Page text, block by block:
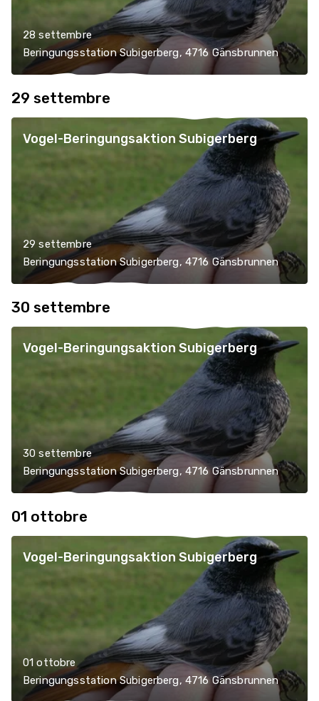
28 settembre
Beringungsstation Subigerberg, 4716 Gänsbrunnen
29 settembre
Vogel-Beringungsaktion Subigerberg
29 settembre
Beringungsstation Subigerberg, 4716 Gänsbrunnen
30 settembre
Vogel-Beringungsaktion Subigerberg
30 settembre
Beringungsstation Subigerberg, 4716 Gänsbrunnen
01 ottobre
Vogel-Beringungsaktion Subigerberg
01 ottobre
Beringungsstation Subigerberg, 4716 Gänsbrunnen